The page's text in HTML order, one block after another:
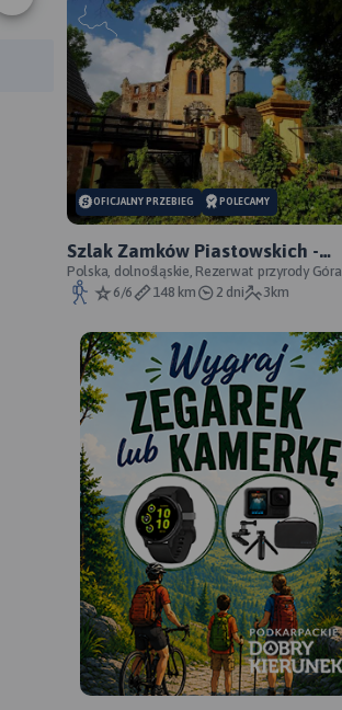
OFICJALNY PRZEBIEG POLECAMY
Szlak Zamków Piastowskich -
oficjalny przebieg
Polska, dolnośląskie, Rezerwat przyrody Góra
Choina, Zagórze Śląskie, powiat wałbrzyski
6/6 148 km 2 dni 3km